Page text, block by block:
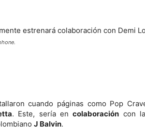
cuando páginas como Pop
. Este, sería encolaboración con
J Balvin.